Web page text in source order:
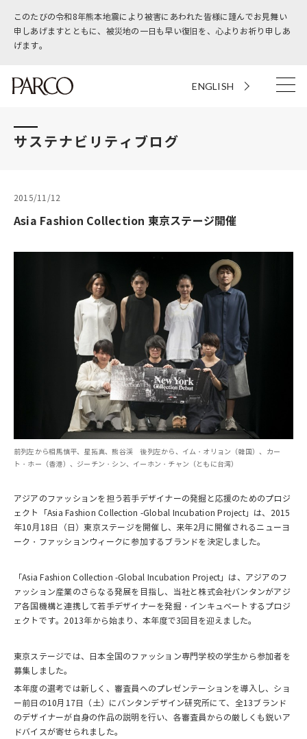
このたびの令和8年熊本地震により被害にあわれた皆様に謹んでお見舞い
申しあげますとともに、被災地の一日も早い復旧を、心よりお祈り申しあ
げます。
ENGLISH
サステナビリティブログ
2015/11/12
Asia Fashion Collection 東京ステージ開催
前列左から相馬慎平、星拓真、熊谷渓 後列左から、イム・オリョン（韓国）、カー
ト・ホー（香港）、ジーチン・シン、イーホン・チャン（ともに台湾）
アジアのファッションを担う若手デザイナーの発掘と応援のためのプロジ
ェクト「Asia Fashion Collection -Global Incubation Project」は、2015
年10月18日（日）東京ステージを開催し、来年2月に開催されるニューヨ
ーク・ファッションウィークに参加するブランドを決定しました。
「Asia Fashion Collection -Global Incubation Project」は、アジアのフ
ァッション産業のさらなる発展を目指し、当社と株式会社バンタンがアジ
ア各国機構と連携して若手デザイナーを発掘・インキュベートするプロジ
ェクトです。2013年から始まり、本年度で3回目を迎えました。
東京ステージでは、日本全国のファッション専門学校の学生から参加者を
募集しました。
本年度の選考では新しく、審査員へのプレゼンテーションを導入し、ショ
ー前日の10月17日（土）にバンタンデザイン研究所にて、全13ブランド
のデザイナーが自身の作品の説明を行い、各審査員からの厳しくも鋭いア
ドバイスが寄せられました。